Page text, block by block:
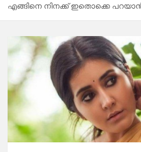
എങ്ങിനെ നിനക്ക് ഇതൊക്കെ